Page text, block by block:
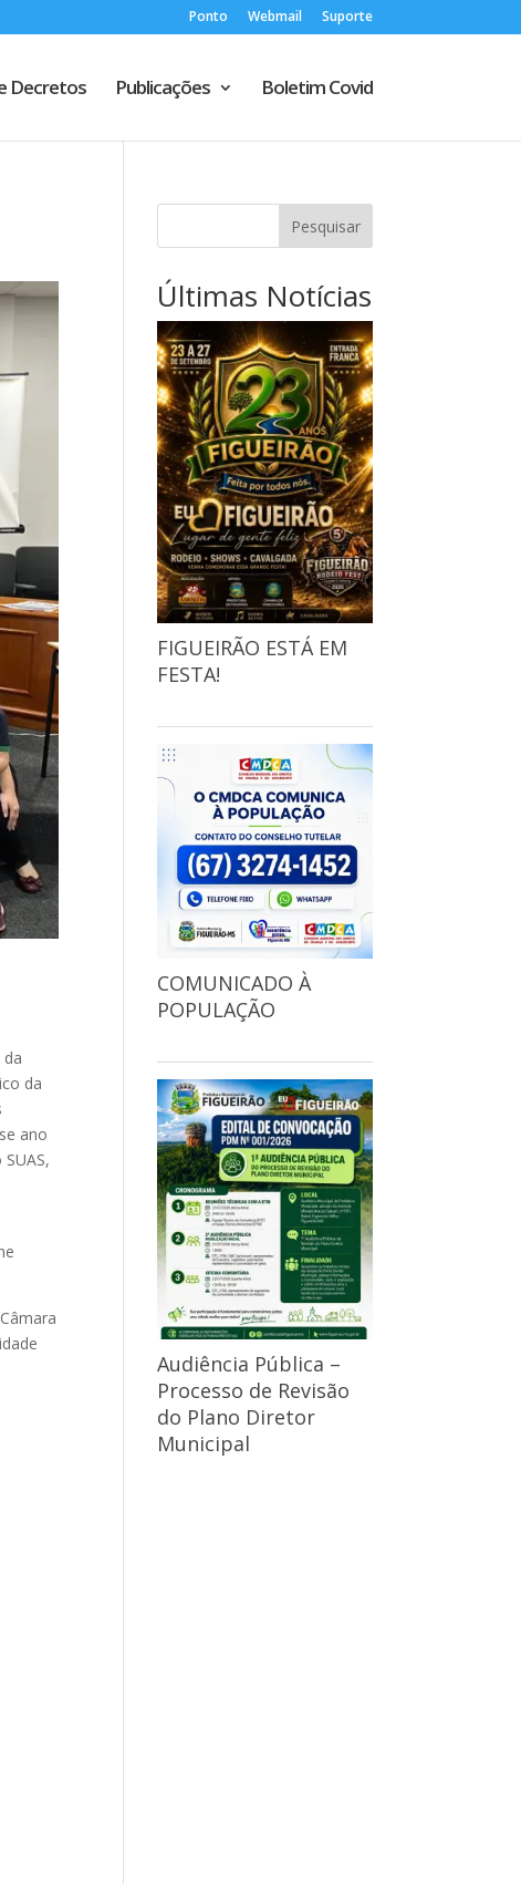
Ponto Webmail Suporte
Decretos Publicações Boletim Covid
da
ano
Pesquisar
Últimas Notícias
FIGUEIRÃO ESTÁ EM
FESTA!
COMUNICADO À
POPULAÇÃO
Audiência Pública –
Processo de Revisão
do Plano Diretor
Municipal